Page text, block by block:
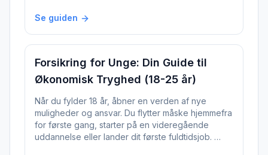
Se guiden
Forsikring for Unge: Din Guide til
Økonomisk Tryghed (18-25 år)
Når du fylder 18 år, åbner en verden af nye
muligheder og ansvar. Du flytter måske hjemmefra
for første gang, starter på en videregående
uddannelse eller lander dit første fuldtidsjob. …